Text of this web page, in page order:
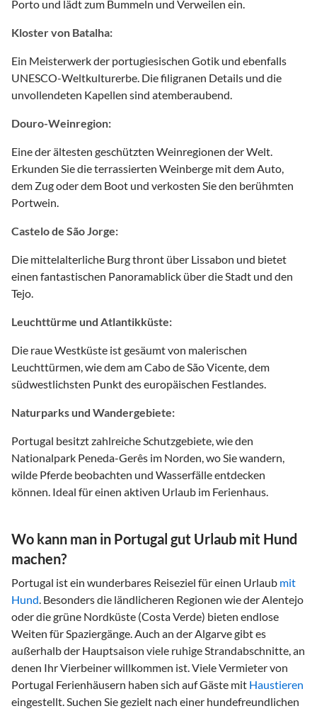
Porto und lädt zum Bummeln und Verweilen ein.
Kloster von Batalha:
Ein Meisterwerk der portugiesischen Gotik und ebenfalls
UNESCO-Weltkulturerbe. Die filigranen Details und die
unvollendeten Kapellen sind atemberaubend.
Douro-Weinregion:
Eine der ältesten geschützten Weinregionen der Welt.
Erkunden Sie die terrassierten Weinberge mit dem Auto,
dem Zug oder dem Boot und verkosten Sie den berühmten
Portwein.
Castelo de São Jorge:
Die mittelalterliche Burg thront über Lissabon und bietet
einen fantastischen Panoramablick über die Stadt und den
Tejo.
Leuchttürme und Atlantikküste:
Die raue Westküste ist gesäumt von malerischen
Leuchttürmen, wie dem am Cabo de São Vicente, dem
südwestlichsten Punkt des europäischen Festlandes.
Naturparks und Wandergebiete:
Portugal besitzt zahlreiche Schutzgebiete, wie den
Nationalpark Peneda-Gerês im Norden, wo Sie wandern,
wilde Pferde beobachten und Wasserfälle entdecken
können. Ideal für einen aktiven Urlaub im Ferienhaus.
Wo kann man in Portugal gut Urlaub mit Hund
machen?
Portugal ist ein wunderbares Reiseziel für einen Urlaub mit
Hund. Besonders die ländlicheren Regionen wie der Alentejo
oder die grüne Nordküste (Costa Verde) bieten endlose
Weiten für Spaziergänge. Auch an der Algarve gibt es
außerhalb der Hauptsaison viele ruhige Strandabschnitte, an
denen Ihr Vierbeiner willkommen ist. Viele Vermieter von
Portugal Ferienhäusern haben sich auf Gäste mit Haustieren
eingestellt. Suchen Sie gezielt nach einer hundefreundlichen